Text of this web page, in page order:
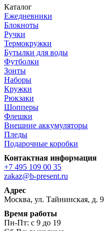
Каталог
Ежедневники
Блокноты
Ручки
Термокружки
Бутылки для воды
Футболки
Зонты
Наборы
Кружки
Рюкзаки
Шопперы
Флешки
Внешние аккумуляторы
Пледы
Подарочные коробки
Контактная информация
+7 495 109 00 35
zakaz@b-present.ru
Адрес
Москва, ул. Тайнинская, д. 9
Время работы
Пн-Пт: с 9 до 19